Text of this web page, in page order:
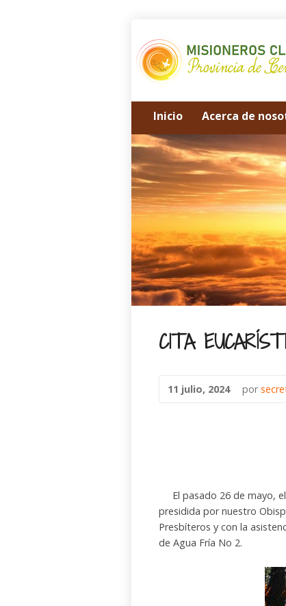
Inicio Acerca de
CITA
11 julio, 2024 por
El pasado 26 de mayo, el
presidida por nuestro
Presbíteros y con la
de Agua Fría No 2.